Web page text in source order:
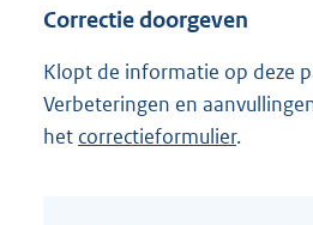
Correctie doorgeven
Klopt de informatie op deze
Verbeteringen en
het correctieformulier.